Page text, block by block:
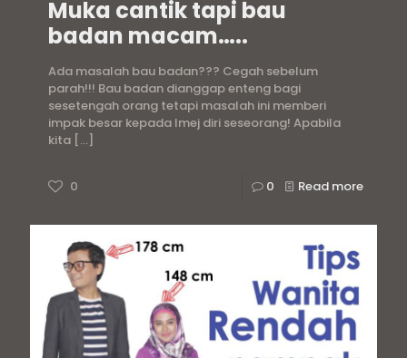
Muka cantik tapi bau
badan macam…..
Ada masalah bau badan??? Cegah sebelum
parah!!! Bau badan dianggap enteng bagi
sesetengah orang tetapi masalah ini memberi
impak besar kepada Imej diri seseorang! Apabila
kita […]
0 0 Read more